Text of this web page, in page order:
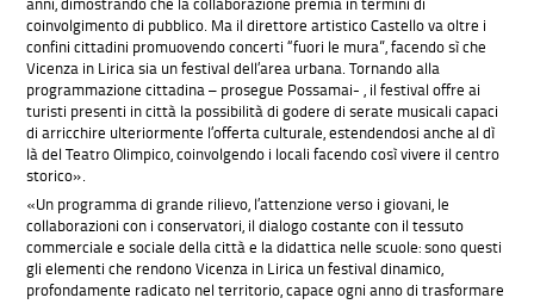
coinvolgimento di pubblico. Ma il direttore artistico Castello va oltre i
confini cittadini promuovendo concerti “fuori le mura”, facendo sì che
Vicenza in Lirica sia un festival dell’area urbana. Tornando alla
programmazione cittadina – prosegue Possamai- , il festival offre ai
turisti presenti in città la possibilità di godere di serate musicali capaci
di arricchire ulteriormente l’offerta culturale, estendendosi anche al dì
là del Teatro Olimpico, coinvolgendo i locali facendo così vivere il centro
storico».
«Un programma di grande rilievo, l’attenzione verso i giovani, le
collaborazioni con i conservatori, il dialogo costante con il tessuto
commerciale e sociale della città e la didattica nelle scuole: sono questi
gli elementi che rendono Vicenza in Lirica un festival dinamico,
profondamente radicato nel territorio, capace ogni anno di trasformare